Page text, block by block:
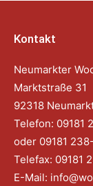
Kontakt
Neumarkter
Marktstraße 31
92318
Telefon: 09181
oder 09181
Telefax: 09181
E-Mail: